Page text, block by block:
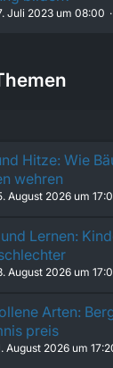
Juli 2023 um 08:00
Hitze: Wie
wehren
August 2026 um
Lernen:
August 2026 um
Arten:
preis
August 2026 um